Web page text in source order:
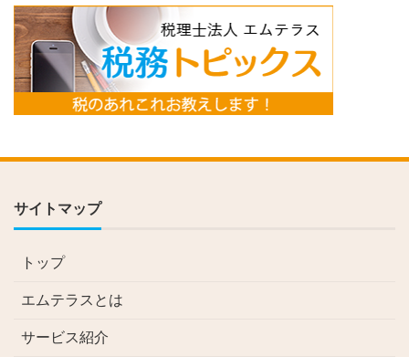
サイトマップ
トップ
エムテラスとは
サービス紹介